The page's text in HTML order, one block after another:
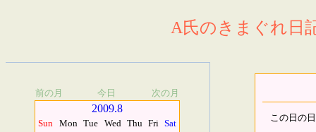
A氏のきまぐれ日
前の月 今日 次の月
2009.8
Sun Mon Tue Wed Thu Fri Sat
この日の